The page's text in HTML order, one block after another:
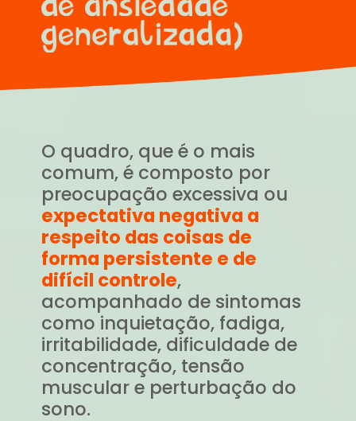
O quadro, que é o mais
comum, é composto por
preocupação excessiva ou
expectativa negativa a
respeito das coisas de
forma persistente e de
difícil controle,
acompanhado de sintomas
como inquietação, fadiga,
irritabilidade, dificuldade de
concentração, tensão
muscular e perturbação do
sono.